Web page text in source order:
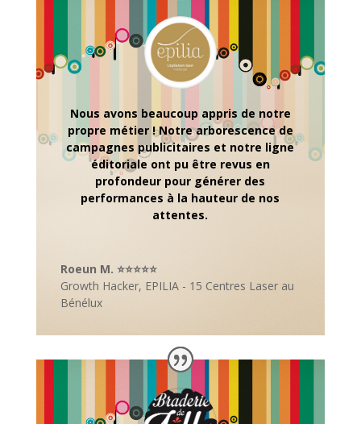
Nous avons beaucoup appris de notre
propre métier ! Notre arborescence de
campagnes publicitaires et notre ligne
éditoriale ont pu être revus en
profondeur pour générer des
performances à la hauteur de nos
attentes.
Roeun M. ⭐⭐⭐⭐⭐
Growth Hacker, EPILIA - 15 Centres Laser au
Bénélux